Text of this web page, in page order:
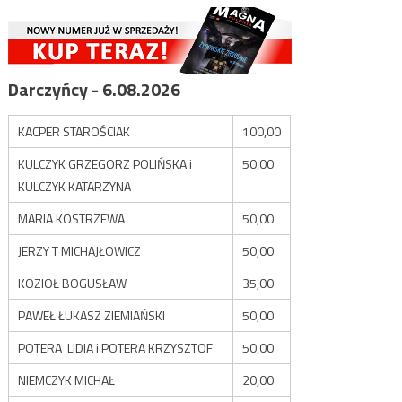
Darczyńcy - 6.08.2026
KACPER STAROŚCIAK
100,00
KULCZYK GRZEGORZ POLIŃSKA i
KULCZYK KATARZYNA
50,00
MARIA KOSTRZEWA
50,00
JERZY T MICHAJŁOWICZ
50,00
KOZIOŁ BOGUSŁAW
35,00
PAWEŁ ŁUKASZ ZIEMIAŃSKI
50,00
POTERA LIDIA i POTERA KRZYSZTOF
50,00
NIEMCZYK MICHAŁ
20,00